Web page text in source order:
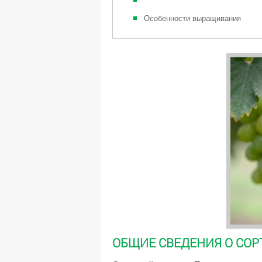
Особенности выращивания
ОБЩИЕ СВЕДЕНИЯ О